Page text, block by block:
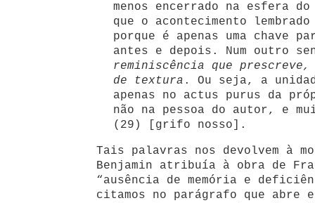
menos encerrado na esfera
que o acontecimento
porque é apenas uma chave
antes e depois. Num outro
reminiscência que
de textura . Ou seja, a
apenas no actus purus da
não na pessoa do autor, e
(29) [grifo nosso].
Tais palavras nos devolvem à
Benjamin atribuía à obra de
“ausência de memória e
citamos no parágrafo que abre